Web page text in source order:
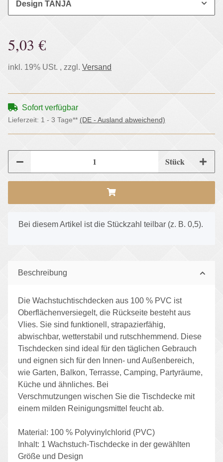
Design TANJA
5,03 €
inkl. 19% USt. , zzgl. Versand
Sofort verfügbar
Lieferzeit: 1 - 3 Tage** (DE - Ausland abweichend)
Stück
xBei diesem Artikel ist die Stückzahl teilbar (z. B. 0,5).
Beschreibung
Die Wachstuchtischdecken aus 100 % PVC ist
Oberflächenversiegelt, die Rückseite besteht aus
Vlies. Sie sind funktionell, strapazierfähig,
abwischbar, wetterstabil und rutschhemmend. Diese
Tischdecken sind ideal für den täglichen Gebrauch
und eignen sich für den Innen- und Außenbereich,
wie Garten, Balkon, Terrasse, Camping, Partyräume,
Küche und ähnliches. Bei
Verschmutzungen wischen Sie die Tischdecke mit
einem milden Reinigungsmittel feucht ab.
Material: 100 % Polyvinylchlorid (PVC)
Inhalt: 1 Wachstuch-Tischdecke in der gewählten
Größe und Design